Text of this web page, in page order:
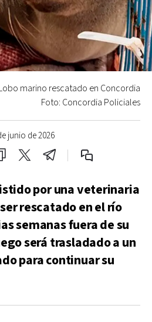
junio de 2026
marino rescatado en Concordia
Foto: Concordia Policiales
por una veterinaria
rescatado en el río
semanas fuera de su
será trasladado a un
para continuar su